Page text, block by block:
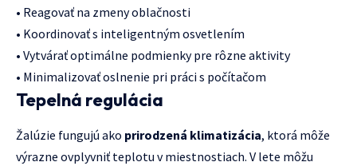
• Reagovať na zmeny oblačnosti
• Koordinovať s inteligentným osvetlením
• Vytvárať optimálne podmienky pre rôzne aktivity
• Minimalizovať oslnenie pri práci s počítačom
Tepelná regulácia
Žalúzie fungujú ako prirodzená klimatizácia, ktorá môže
výrazne ovplyvniť teplotu v miestnostiach. V lete môžu